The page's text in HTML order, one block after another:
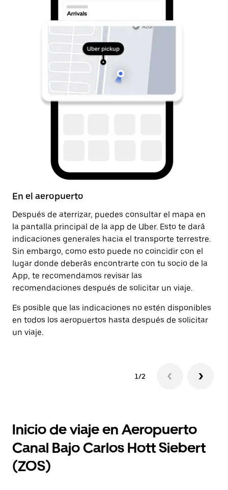
En el aeropuerto
Después de aterrizar, puedes consultar el mapa en
la pantalla principal de la app de Uber. Esto te dará
indicaciones generales hacia el transporte terrestre.
Sin embargo, como esto puede no coincidir con el
lugar donde deberás encontrarte con tu socio de la
App, te recomendamos revisar las
recomendaciones después de solicitar un viaje.
Es posible que las indicaciones no estén disponibles
en todos los aeropuertos hasta después de solicitar
un viaje.
1/2
Inicio de viaje en Aeropuerto
Canal Bajo Carlos Hott Siebert
(ZOS)